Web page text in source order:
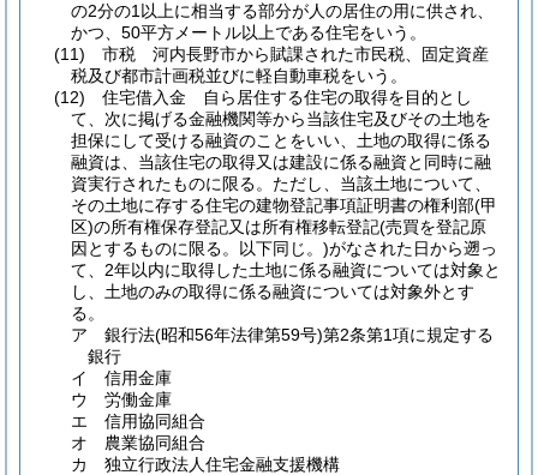
の2分の1以上に相当する部分が人の居住の用に供され、
かつ、50平方メートル以上である住宅をいう。
(11)
市税 河内長野市から賦課された市民税、固定資産
税及び都市計画税並びに軽自動車税をいう。
(12)
住宅借入金 自ら居住する住宅の取得を目的とし
て、次に掲げる金融機関等から当該住宅及びその土地を
担保にして受ける融資のことをいい、土地の取得に係る
融資は、当該住宅の取得又は建設に係る融資と同時に融
資実行されたものに限る。 ただし、当該土地について、
その土地に存する住宅の建物登記事項証明書の権利部(甲
区)の所有権保存登記又は所有権移転登記(売買を登記原
因とするものに限る。以下同じ。)がなされた日から遡っ
て、2年以内に取得した土地に係る融資については対象と
し、土地のみの取得に係る融資については対象外とす
る。
ア
銀行法(昭和56年法律第59号)第2条第1項に規定する
銀行
イ
信用金庫
ウ
労働金庫
エ
信用協同組合
オ
農業協同組合
カ
独立行政法人住宅金融支援機構